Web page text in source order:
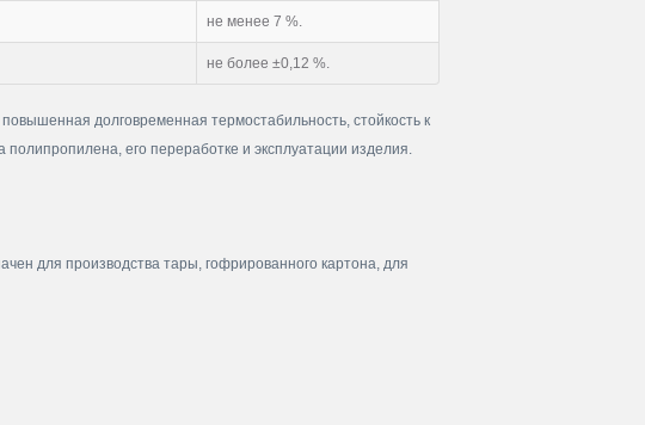
не менее 7 %.
не более ±0,12 %.
долговременная термостабильность, стойкость к
его переработке и эксплуатации изделия.
для производства тары, гофрированного картона, для